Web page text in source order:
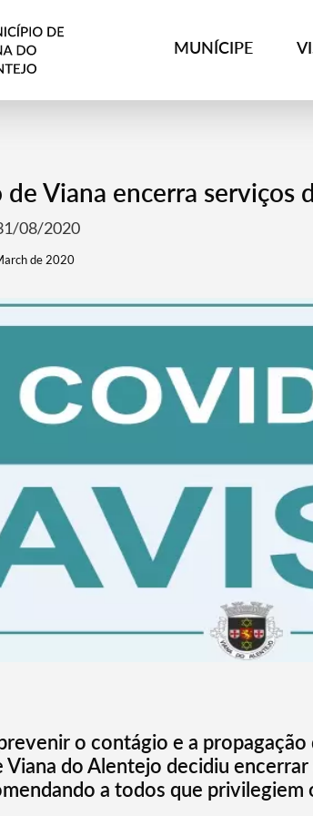
MUNÍCIPE
Viana encerra serviços
08/2020
de 2020
o contágio e a
do Alentejo decidiu
a todos que